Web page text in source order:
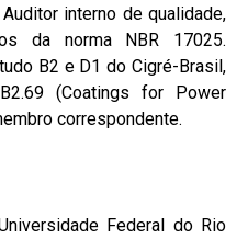
interno de qualidade,
da norma NBR 17025.
B2 e D1 do Cigré-Brasil,
(Coatings for Power
correspondente.
Federal do Rio